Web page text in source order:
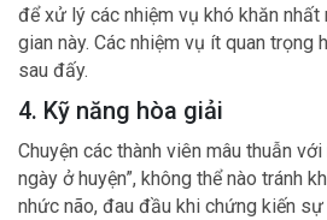
để xử lý các nhiệm vụ khó khăn
gian này. Các nhiệm vụ ít quan
sau đấy.
4. Kỹ năng hòa giải
Chuyện các thành viên mâu thuẫn
ngày ở huyện”, không thể nào tránh
nhức não, đau đầu khi chứng kiến